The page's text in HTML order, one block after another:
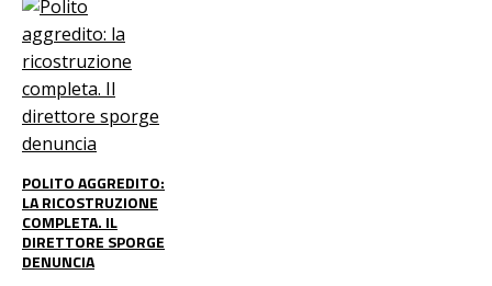
POLITO AGGREDITO:
LA RICOSTRUZIONE
COMPLETA. IL
DIRETTORE SPORGE
DENUNCIA